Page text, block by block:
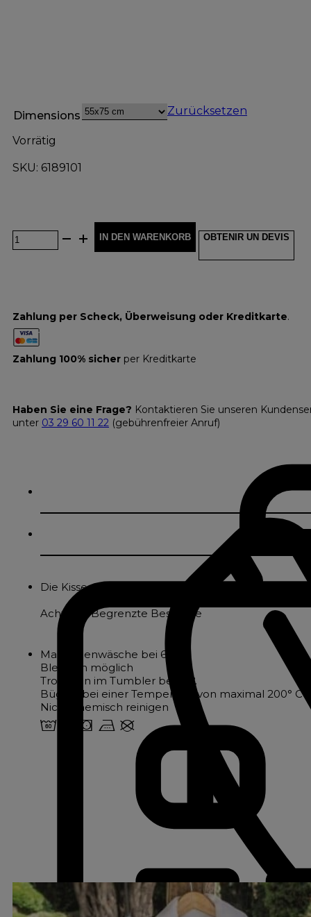
Dimensions Zurücksetzen
Vorrätig
SKU: 6189101
IN DEN WARENKORB OBTENIR UN DEVIS
Zahlung per Scheck, Überweisung oder Kreditkarte.
Zahlung 100% sicher per Kreditkarte
Haben Sie eine Frage? Kontaktieren Sie unseren
unter 03 29 60 11 22 (gebührenfreier Anruf)
Die Kissenbezüge dieser Serie aus reinem
Achtung: Begrenzte Bestände
Maschinenwäsche bei 60°.
Bleichen möglich
Trocknen im Tumbler bei 60°.
Bügeln bei einer Temperatur von maximal 200° C
Nicht chemisch reinigen
4 u s v U